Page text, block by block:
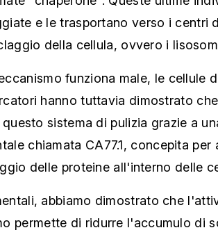
e le trasportano verso i centri
della cellula, ovvero i
funziona male, le cellule
hanno tuttavia dimostrato
sistema di pulizia grazie a
chiamata CA77.1, concepita per
delle proteine all'interno delle
abbiamo dimostrato che
permette di ridurre l'accumulo di